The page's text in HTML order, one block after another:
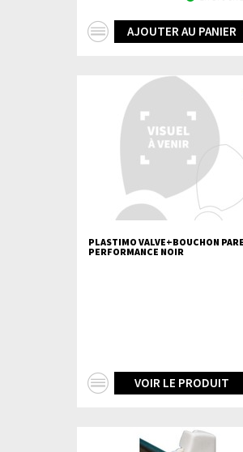
AJOUTER AU PANIER
PLASTIMO VALVE+BOUCHON
PERFORMANCE NOIR
VOIR LE PRODUIT